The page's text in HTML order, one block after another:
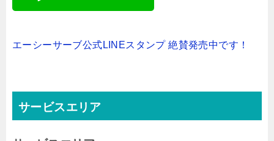
エーシーサーブ公式LINEスタンプ 絶賛発売中です！
サービスエリア